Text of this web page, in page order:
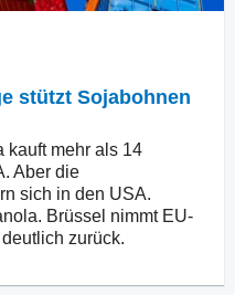
stützt Sojabohnen
kauft mehr als 14
Aber die
sich in den USA.
Brüssel nimmt EU-
zurück.